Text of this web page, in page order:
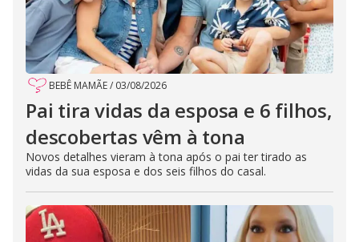
BEBÊ MAMÃE/ 03/08/2026
Pai tira vidas da esposa e 6 filhos,
descobertas vêm à tona
Novos detalhes vieram à tona após o pai ter tirado as
vidas da sua esposa e dos seis filhos do casal.